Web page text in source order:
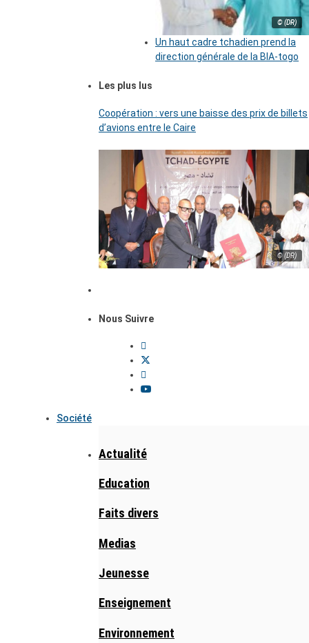
© (DR)
Un haut cadre tchadien prend la
direction générale de la BIA-togo
Les plus lus
Coopération : vers une baisse des prix de billets
d’avions entre le Caire
© (DR)
Nous Suivre
Société
Actualité
Education
Faits divers
Medias
Jeunesse
Enseignement
Environnement